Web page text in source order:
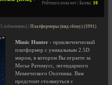
Рейтинга пока нет | Баллы: 10
(обновлено) | Платформеры (вид сбоку) (3991)
Mimic Hunter - приключенческий
платформер с уникальным 2.5D
миром, в котором Вы играете за
Месье Ратимусс, легендарного
Мимического Охотника. Вам
предстоит столкнуться с